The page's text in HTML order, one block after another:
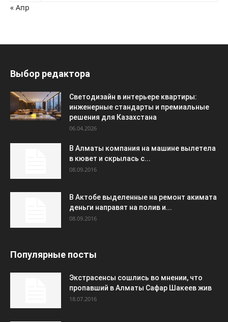
« Апр
Выбор редактора
Светодизайн в интерьере квартиры:
инженерные стандарты и премиальные
решения для Казахстана
06.04.2026
В Алматы компания на машине вылетела
в кювет и скрылась с...
08.09.2016
В Актобе выделенные на ремонт акимата
деньги направят на полив и...
08.09.2016
Популярные посты
Экстрасенсы сошлись во мнении, что
пропавший в Алматы Сафар Шакеев жив
18.07.2016